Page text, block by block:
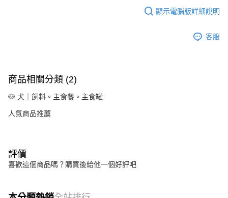
顯示電腦版詳細說明
客服
商品相關分類 (2)
🐶 犬｜飼料。主食餐。主食罐
人氣商品推薦
評價
喜歡這個商品嗎？購買後給他一個好評吧